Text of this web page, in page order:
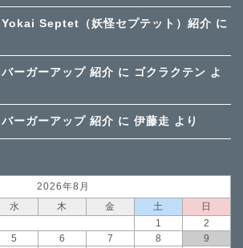
Septet（妖怪セプテット）紹介 に
ーガーアップ 紹介 に ゴクラクテン よ
ーガーアップ 紹介 に 伊藤走 より
2026年8月
水 木 金 土
日
1
2
5 6 7 8 9